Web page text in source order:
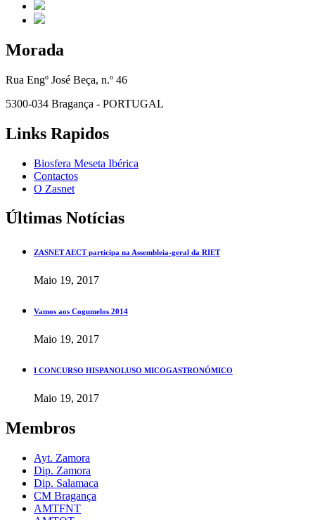
Morada
Rua Engº José Beça, n.º 46
5300-034 Bragança - PORTUGAL
Links Rapidos
Biosfera Meseta Ibérica
Contactos
O Zasnet
Últimas Notícias
ZASNET AECT participa na Assembleia-geral da RIET
Maio 19, 2017
Vamos aos Cogumelos 2014
Maio 19, 2017
I CONCURSO HISPANOLUSO MICOGASTRONÓMICO
Maio 19, 2017
Membros
Ayt. Zamora
Dip. Zamora
Dip. Salamaca
CM Bragança
AMTFNT